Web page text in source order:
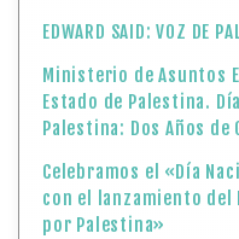
EDWARD SAID: VOZ DE
Ministerio de Asuntos
Estado de Palestina.
Palestina: Dos Años de
Celebramos el «Día
con el lanzamiento del
por Palestina»